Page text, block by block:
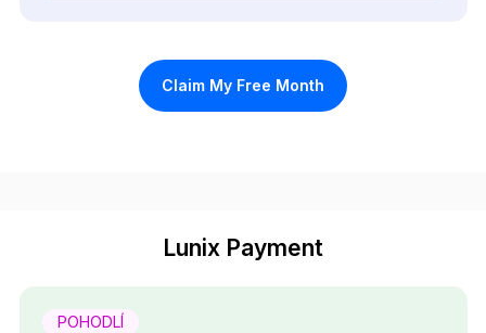
Claim My Free Month
Lunix Payment
POHODLÍ